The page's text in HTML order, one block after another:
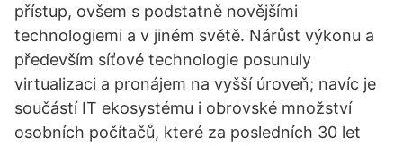
přístup, ovšem s podstatně novějšími
technologiemi a v jiném světě. Nárůst výkonu a
především síťové technologie posunuly
virtualizaci a pronájem na vyšší úroveň; navíc je
součástí IT ekosystému i obrovské množství
osobních počítačů, které za posledních 30 let